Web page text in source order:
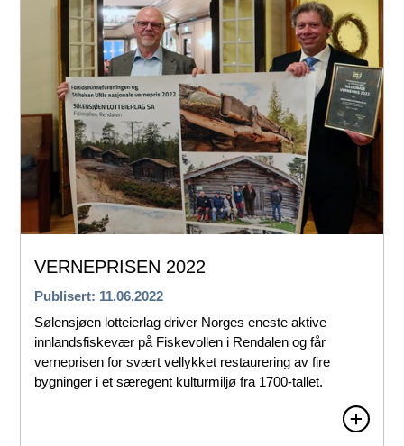
VERNEPRISEN 2022
Publisert: 11.06.2022
Sølensjøen lotteierlag driver Norges eneste aktive
innlandsfiskevær på Fiskevollen i Rendalen og får
verneprisen for svært vellykket restaurering av fire
bygninger i et særegent kulturmiljø fra 1700-tallet.